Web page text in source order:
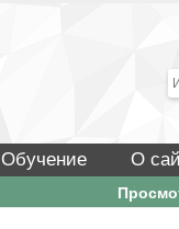
Обучение О